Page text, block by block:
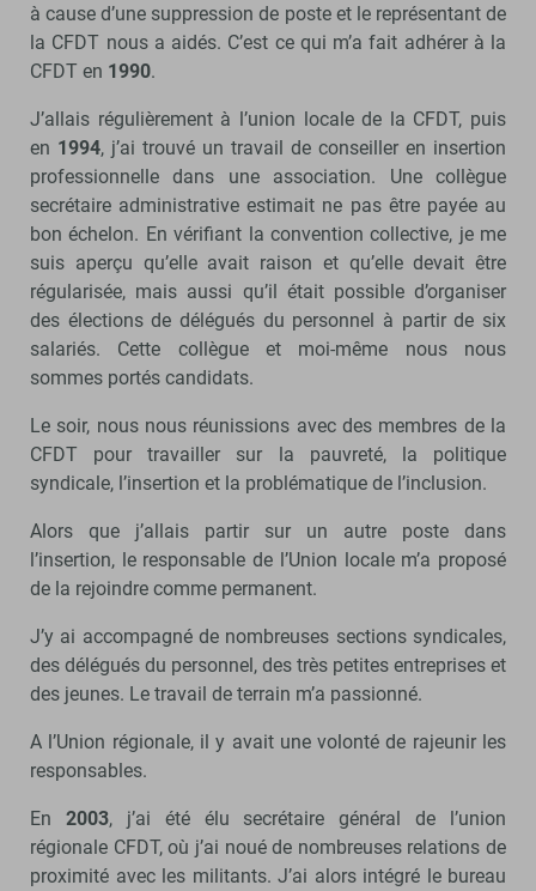
à cause d’une suppression de poste et le représentant de
la CFDT nous a aidés. C’est ce qui m’a fait adhérer à la
CFDT en 1990.
J’allais régulièrement à l’union locale de la CFDT, puis
en 1994, j’ai trouvé un travail de conseiller en insertion
professionnelle dans une association. Une collègue
secrétaire administrative estimait ne pas être payée au
bon échelon. En vérifiant la convention collective, je me
suis aperçu qu’elle avait raison et qu’elle devait être
régularisée, mais aussi qu’il était possible d’organiser
des élections de délégués du personnel à partir de six
salariés. Cette collègue et moi-même nous nous
sommes portés candidats.
Le soir, nous nous réunissions avec des membres de la
CFDT pour travailler sur la pauvreté, la politique
syndicale, l’insertion et la problématique de l’inclusion.
Alors que j’allais partir sur un autre poste dans
l’insertion, le responsable de l’Union locale m’a proposé
de la rejoindre comme permanent.
J’y ai accompagné de nombreuses sections syndicales,
des délégués du personnel, des très petites entreprises et
des jeunes. Le travail de terrain m’a passionné.
A l’Union régionale, il y avait une volonté de rajeunir les
responsables.
En 2003, j’ai été élu secrétaire général de l’union
régionale CFDT, où j’ai noué de nombreuses relations de
proximité avec les militants. J’ai alors intégré le bureau